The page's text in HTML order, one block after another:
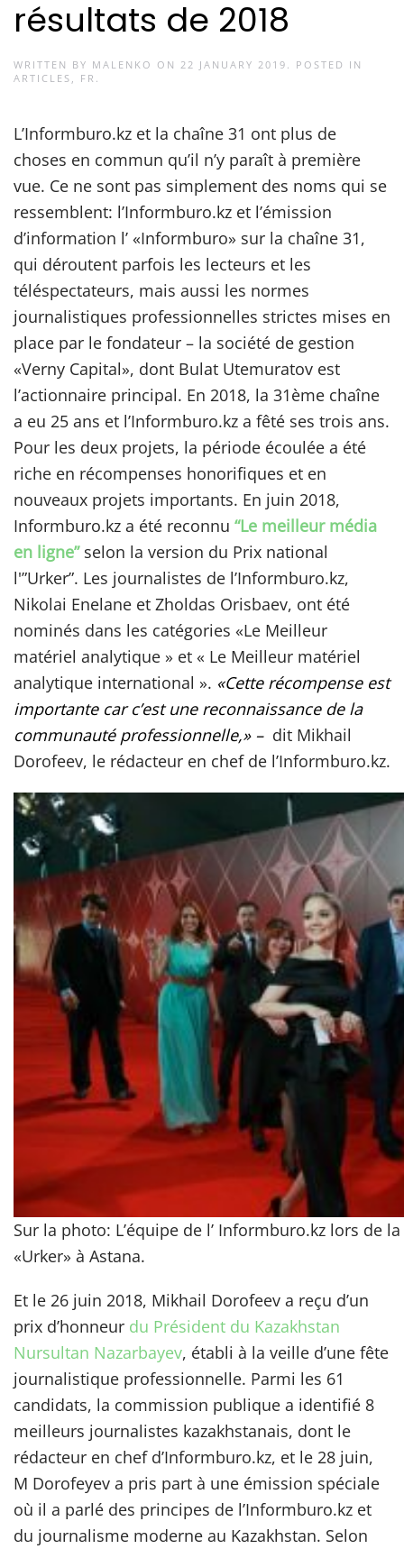
résultats de 2018
WRITTEN BY MALENKO ON 22 JANUARY 2019
. POSTED IN
ARTICLES
FR
L’Informburo.kz et la chaîne 31 ont plus de
choses en commun qu’il n’y paraît à première
vue. Ce ne sont pas simplement des noms qui se
ressemblent: l’Informburo.kz et l’émission
d’information l’ «Informburo» sur la chaîne 31,
qui déroutent parfois les lecteurs et les
téléspectateurs, mais aussi les normes
journalistiques professionnelles strictes mises en
place par le fondateur – la société de gestion
«Verny Capital», dont Bulat Utemuratov est
l’actionnaire principal. En 2018, la 31ème chaîne
a eu 25 ans et l’Informburo.kz a fêté ses trois ans.
Pour les deux projets, la période écoulée a été
riche en récompenses honorifiques et en
nouveaux projets importants. En juin 2018,
Informburo.kz a été reconnu “Le meilleur média
en ligne”selon la version du Prix national
l'”Urker”. Les journalistes de l’Informburo.kz,
Nikolai Enelane et Zholdas Orisbaev, ont été
nominés dans les catégories «Le Meilleur
matériel analytique » et « Le Meilleur matériel
analytique international ». «Cette récompense est
importante car c’est une reconnaissance de la
communauté professionnelle,» – dit Mikhail
Dorofeev, le rédacteur en chef de l’Informburo.kz.
Sur la photo: L’équipe de l’ Informburo.kz lors de
«Urker» à Astana.
Et le 26 juin 2018, Mikhail Dorofeev a reçu d’un
prix d’honneur du Président du Kazakhstan
Nursultan Nazarbayev, établi à la veille d’une fête
journalistique professionnelle. Parmi les 61
candidats, la commission publique a identifié 8
meilleurs journalistes kazakhstanais, dont le
rédacteur en chef d’Informburo.kz, et le 28 juin,
M Dorofeyev a pris part à une émission spéciale
où il a parlé des principes de l’Informburo.kz et
du journalisme moderne au Kazakhstan. Selon